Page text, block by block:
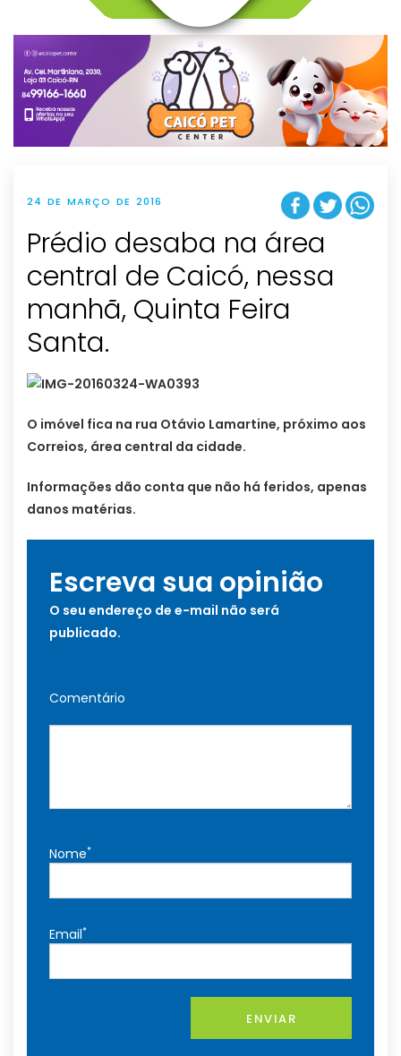
v
g
t
i
o
n
24 DE MARÇO DE 2016
Prédio desaba na área
central de Caicó, nessa
manhã, Quinta Feira
Santa.
O imóvel fica na rua Otávio Lamartine, próximo aos
Correios, área central da cidade.
Informações dão conta que não há feridos, apenas
danos matérias.
Escreva sua opinião
O seu endereço de e-mail não será
publicado.
Comentário
Nome*
Email*
ENVIAR